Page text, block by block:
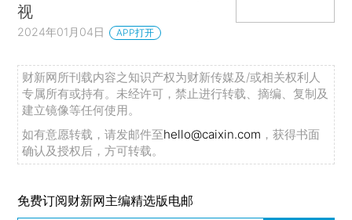
视
2024年01月04日 APP打开
财新网所刊载内容之知识产权为财新传媒及/或相关权利人
专属所有或持有。未经许可，禁止进行转载、摘编、复制及
建立镜像等任何使用。
如有意愿转载，请发邮件至hello@caixin.com ，获得书面
确认及授权后，方可转载。
免费订阅财新网主编精选版电邮